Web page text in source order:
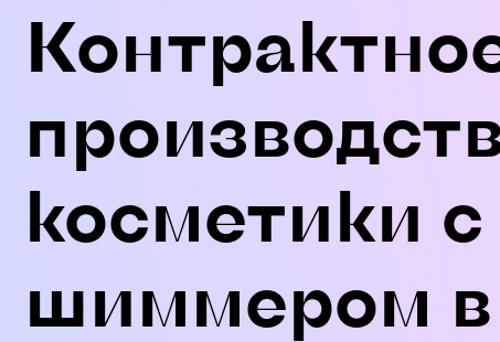
косметики с
шиммером в